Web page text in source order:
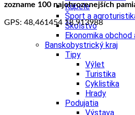
Kúpele
Šport a
Školstvo
Ekonomika obchod
Banskobystrický kraj
Tipy
Výlet
Turistika
Cyklistika
Hrady
Podujatia
Výstava
zozname 100 najohrozenejších
GPS: 48,461454 18,913988